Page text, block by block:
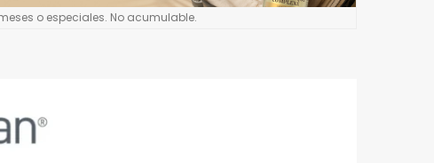
o especiales. No acumulable.